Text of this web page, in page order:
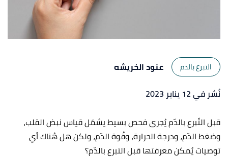
التبرع بالدم
عنود الخريشه
نُشر في 12 يناير 2023
قبل التّبرع بالدّم يُجرى فحص بسيط يشمَل قياس نبض القلب،
وضغط الدّم، ودرجة الحرارة، وقُوة الدّم، ولكن هل هُناك أي
توصيات يُمكن معرفتها قبل التبرع بالدّم؟